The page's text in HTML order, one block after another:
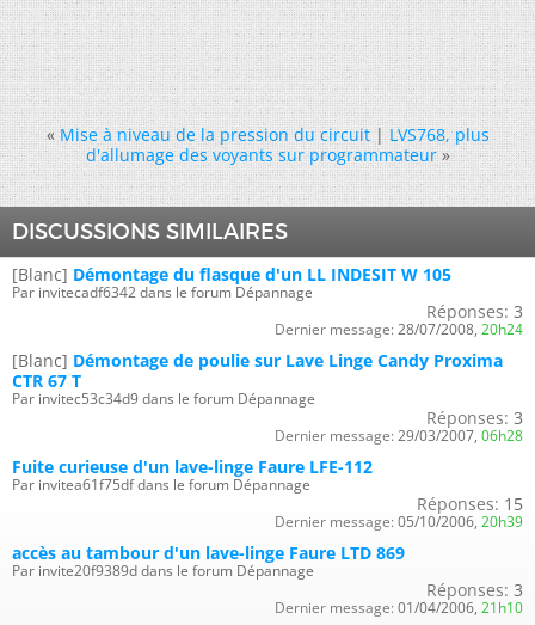
« Mise à niveau de la pression du circuit|LVS768, plus
d'allumage des voyants sur programmateur »
DISCUSSIONS SIMILAIRES
[Blanc] Démontage du flasque d'un LL INDESIT W 105
Par invitecadf6342 dans le forum Dépannage
Réponses: 3
Dernier message: 28/07/2008, 20h24
[Blanc] Démontage de poulie sur Lave Linge Candy Proxima
CTR 67 T
Par invitec53c34d9 dans le forum Dépannage
Réponses: 3
Dernier message: 29/03/2007, 06h28
Fuite curieuse d'un lave-linge Faure LFE-112
Par invitea61f75df dans le forum Dépannage
Réponses: 15
Dernier message: 05/10/2006, 20h39
accès au tambour d'un lave-linge Faure LTD 869
Par invite20f9389d dans le forum Dépannage
Réponses: 3
Dernier message: 01/04/2006, 21h10